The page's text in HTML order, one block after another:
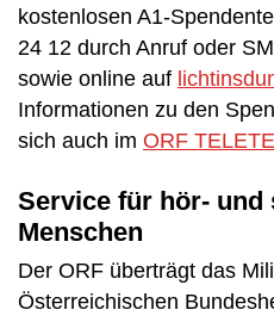
kostenlosen A1-
24 12 durch Anruf oder
sowie online auf
Informationen zu den
sich auch im ORF
Service für hör- und
Menschen
Der ORF überträgt das
Österreichischen